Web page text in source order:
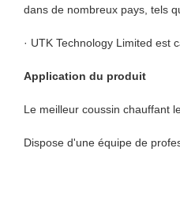
dans de nombreux pays, tels
· UTK Technology Limited est
Application du produit
Le meilleur coussin chauffant
Dispose d'une équipe de